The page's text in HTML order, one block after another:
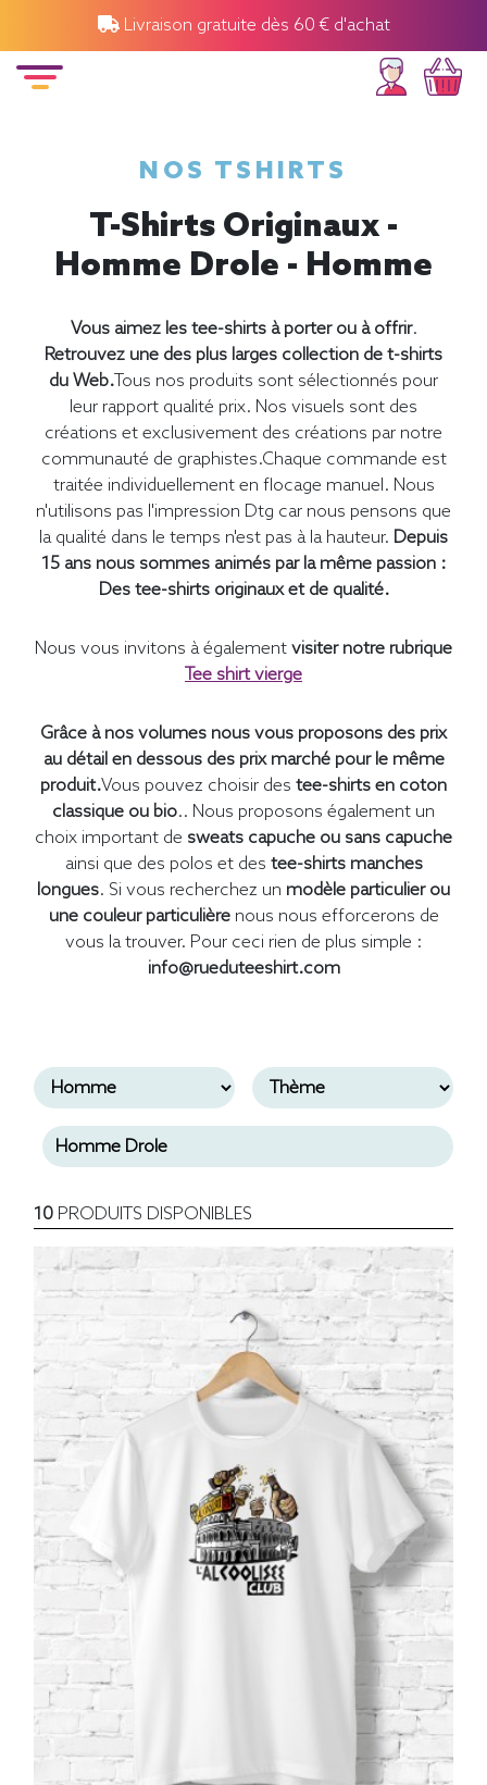
Livraison gratuite dès 60 € d'achat
NOS TSHIRTS
T-Shirts Originaux -
Homme Drole - Homme
Vous aimez les tee-shirts à porter ou à offrir.
Retrouvez une des plus larges collection de t-shirts
du Web.Tous nos produits sont sélectionnés pour
leur rapport qualité prix. Nos visuels sont des
créations et exclusivement des créations par notre
communauté de graphistes.Chaque commande est
traitée individuellement en flocage manuel. Nous
n'utilisons pas l'impression Dtg car nous pensons que
la qualité dans le temps n'est pas à la hauteur. Depuis
15 ans nous sommes animés par la même passion :
Des tee-shirts originaux et de qualité.
Nous vous invitons à également visiter notre rubrique
Tee shirt vierge
Grâce à nos volumes nous vous proposons des prix
au détail en dessous des prix marché pour le même
produit.Vous pouvez choisir des tee-shirts en coton
classique ou bio.. Nous proposons également un
choix important de sweats capuche ou sans capuche
ainsi que des polos et des tee-shirts manches
longues. Si vous recherchez un modèle particulier ou
une couleur particulièrenous nous efforcerons de
vous la trouver. Pour ceci rien de plus simple :
info@rueduteeshirt.com
10 PRODUITS DISPONIBLES